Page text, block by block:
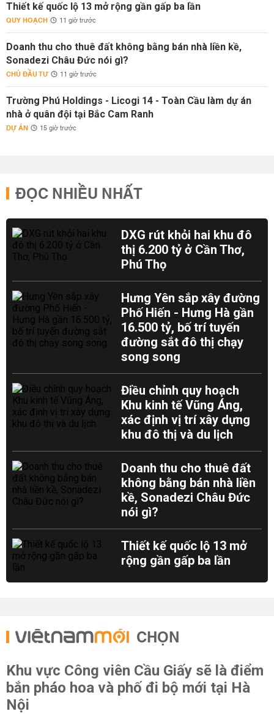
Thiết kế quốc lộ 13 mở rộng gần gấp ba lần
QUY HOẠCH 11 giờ trước
Doanh thu cho thuê đất không bằng bán nhà liền kề,
Sonadezi Châu Đức nói gì?
CHỦ ĐẦU TƯ 11 giờ trước
Trường Phú Holdings - Licogi 14 - Toàn Cầu làm dự án
nhà ở quân đội tại Bắc Cam Ranh
DỰ ÁN 15 giờ trước
ĐỌC NHIỀU NHẤT
DXG rút khỏi hai khu đô
thị 6.200 tỷ ở Cần Thơ,
Phú Thọ
Hưng Yên sắp xây đường
Phố Hiến - Hưng Hà gần
16.500 tỷ, bố trí tuyến
đường sắt đô thị chạy
song song
Điều chỉnh quy hoạch
Khu kinh tế Vũng Áng,
xác định vị trí xây dựng
khu đô thị và du lịch
Doanh thu cho thuê đất
không bằng bán nhà liền
kề, Sonadezi Châu Đức
nói gì?
Thiết kế quốc lộ 13 mở
rộng gần gấp ba lần
CHỌN
Khu vực Công viên Cầu Giấy sẽ là điểm
bắn pháo hoa và phố đi bộ mới tại Hà
Nội